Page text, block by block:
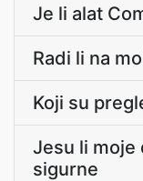
Je li alat
Radi li na
Koji su
Jesu li moje
sigurne